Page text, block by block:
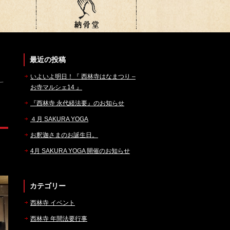
最近の投稿
いよいよ明日！『 西林寺はなまつり –
お寺マルシェ14 』
『西林寺 永代経法要』のお知らせ
４月 SAKURA YOGA
お釈迦さまのお誕生日。
4月 SAKURA YOGA 開催のお知らせ
カテゴリー
西林寺 イベント
西林寺 年間法要行事